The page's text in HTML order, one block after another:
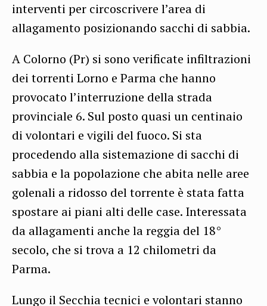
interventi per circoscrivere l’area di
allagamento posizionando sacchi di sabbia.
A Colorno (Pr) si sono verificate infiltrazioni
dei torrenti Lorno e Parma che hanno
provocato l’interruzione della strada
provinciale 6. Sul posto quasi un centinaio
di volontari e vigili del fuoco. Si sta
procedendo alla sistemazione di sacchi di
sabbia e la popolazione che abita nelle aree
golenali a ridosso del torrente è stata fatta
spostare ai piani alti delle case. Interessata
da allagamenti anche la reggia del 18°
secolo, che si trova a 12 chilometri da
Parma.
Lungo il Secchia tecnici e volontari stanno